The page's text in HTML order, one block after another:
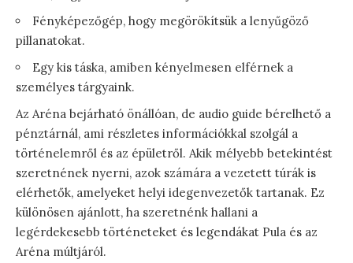
Fényképezőgép, hogy megörökítsük a lenyűgöző
pillanatokat.
Egy kis táska, amiben kényelmesen elférnek a
személyes tárgyaink.
Az Aréna bejárható önállóan, de audio guide bérelhető a
pénztárnál, ami részletes információkkal szolgál a
történelemről és az épületről. Akik mélyebb betekintést
szeretnének nyerni, azok számára a vezetett túrák is
elérhetők, amelyeket helyi idegenvezetők tartanak. Ez
különösen ajánlott, ha szeretnénk hallani a
legérdekesebb történeteket és legendákat Pula és az
Aréna múltjáról.